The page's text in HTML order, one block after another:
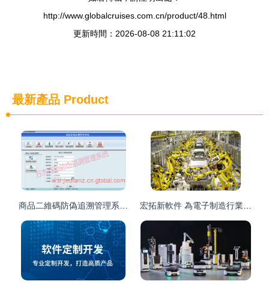
http://www.globalcruises.com.cn/product/48.html
更新時間：2026-08-08 21:11:02
最新產品 Product
商品二維碼防偽追溯管理系統 軟件與PDA開發應用方案
宏拓新軟件 為電子制造行業打造